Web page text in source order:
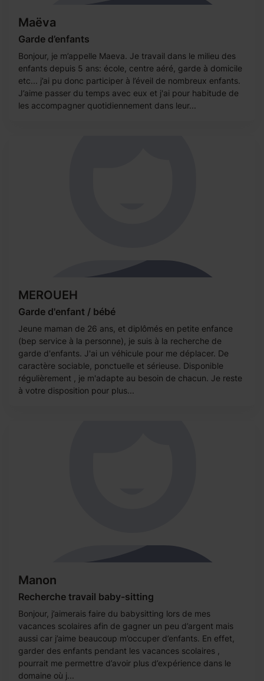
Maëva
Garde d’enfants
Bonjour, je m’appelle Maeva. Je travail dans le milieu des
enfants depuis 5 ans: école, centre aéré, garde à domicile
etc... j’ai pu donc participer à l’éveil de nombreux enfants.
J’aime passer du temps avec eux et j'ai pour habitude de
les accompagner quotidiennement dans leur...
MEROUEH
Garde d'enfant / bébé
Jeune maman de 26 ans, et diplômés en petite enfance
(bep service à la personne), je suis à la recherche de
garde d'enfants. J'ai un véhicule pour me déplacer. De
caractère sociable, ponctuelle et sérieuse. Disponible
régulièrement , je m'adapte au besoin de chacun. Je reste
à votre disposition pour plus...
Manon
Recherche travail baby-sitting
Bonjour, j’aimerais faire du babysitting lors de mes
vacances scolaires afin de gagner un peu d’argent mais
aussi car j’aime beaucoup m’occuper d’enfants. En effet,
garder des enfants pendant les vacances scolaires ,
pourrait me permettre d’avoir plus d’expérience dans le
domaine où j...